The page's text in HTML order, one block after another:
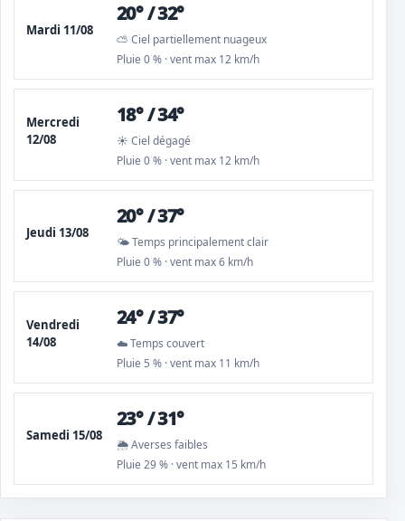
Mardi 11/08
20° / 32°
⛅ Ciel partiellement nuageux
Pluie 0 % · vent max 12 km/h
Mercredi
12/08
18° / 34°
☀️ Ciel dégagé
Pluie 0 % · vent max 12 km/h
Jeudi 13/08
20° / 37°
🌤️ Temps principalement clair
Pluie 0 % · vent max 6 km/h
Vendredi
14/08
24° / 37°
☁️ Temps couvert
Pluie 5 % · vent max 11 km/h
Samedi 15/08
23° / 31°
🌦️ Averses faibles
Pluie 29 % · vent max 15 km/h